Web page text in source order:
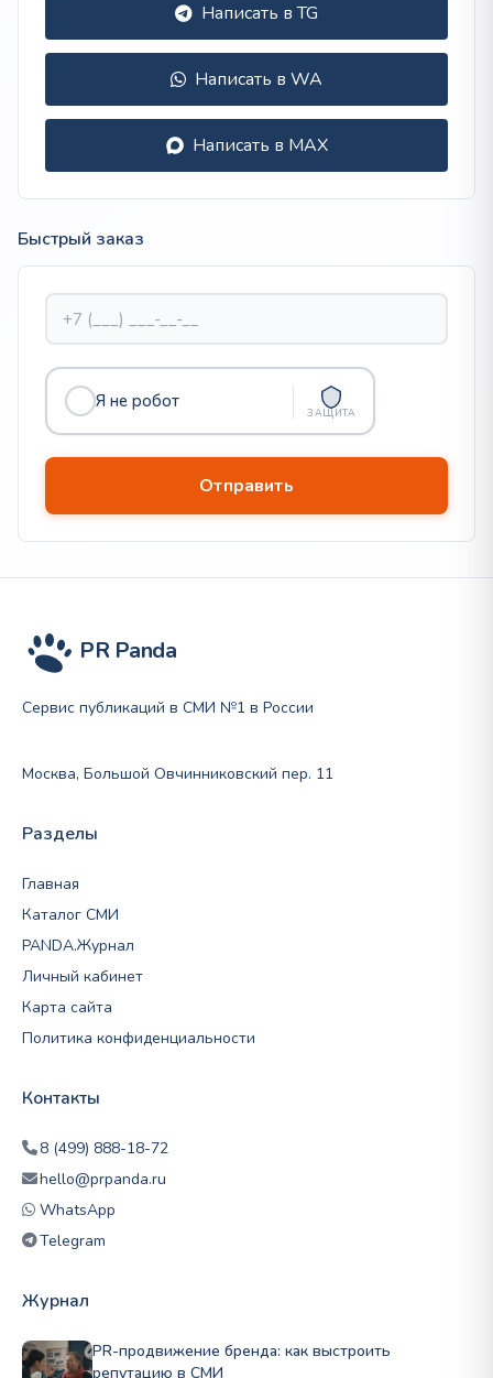
Написать в TG
Написать в WA
Написать в MAX
Быстрый заказ
Я не робот
ЗАЩИТА
PR Panda
Сервис публикаций в СМИ №1 в России
Москва, Большой Овчинниковский пер. 11
Разделы
Главная
Каталог СМИ
PANDA.Журнал
Личный кабинет
Карта сайта
Политика конфиденциальности
Контакты
8 (499) 888-18-72
hello@prpanda.ru
WhatsApp
Telegram
Журнал
PR-продвижение бренда: как выстроить
репутацию в СМИ